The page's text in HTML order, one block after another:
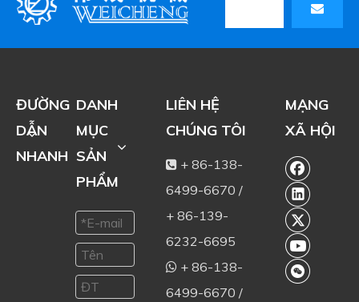
ĐƯỜNG
DẪN
NHANH
DANH
MỤC
SẢN
PHẨM
LIÊN HỆ
CHÚNG TÔI
+ 86-138-
6499-6670 /
+ 86-139-
6232-6695
 + 86-138-
6499-6670 /
MẠNG
XÃ HỘI